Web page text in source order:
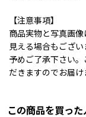
【注意事項】
商品実物と写真画
見える場合もござい
予めご了承下さい
だきますのでお届け
この商品を買っ